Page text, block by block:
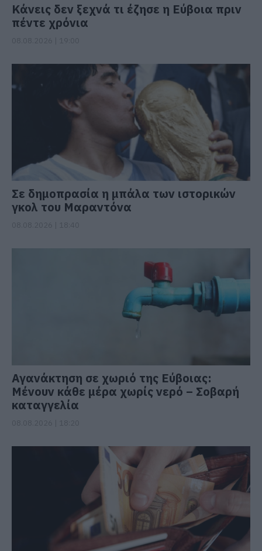
Κάνεις δεν ξεχνά τι έζησε η Εύβοια πριν
πέντε χρόνια
Σε δημοπρασία η μπάλα των ιστορικών
γκολ του Μαραντόνα
Αγανάκτηση σε χωριό της Εύβοιας:
Μένουν κάθε μέρα χωρίς νερό – Σοβαρή
καταγγελία